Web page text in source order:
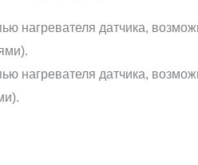
нагревателя датчика,
нагревателя датчика,